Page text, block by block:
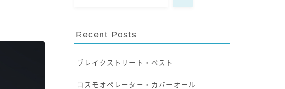
Recent Posts
ブレイクストリート・ベスト
コスモオペレーター・カバーオール